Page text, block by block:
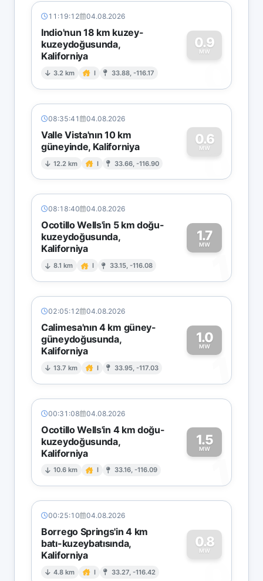
11:19:12 04.08.2026
Indio'nun 18 km kuzey-
kuzeydoğusunda,
Kaliforniya
3.2 km I 33.88, -116.17
0.9
MW
0
08:35:41 04.08.2026
Valle Vista'nın 10 km
güneyinde, Kaliforniya
12.2 km I 33.66, -116.90
0.6
MW
0
08:18:40 04.08.2026
Ocotillo Wells'in 5 km doğu-
kuzeydoğusunda,
Kaliforniya
8.1 km I 33.15, -116.08
1.7
MW
1
02:05:12 04.08.2026
Calimesa'nın 4 km güney-
güneydoğusunda,
Kaliforniya
13.7 km I 33.95, -117.03
1.0
MW
1
00:31:08 04.08.2026
Ocotillo Wells'in 4 km doğu-
kuzeydoğusunda,
Kaliforniya
10.6 km I 33.16, -116.09
1.5
MW
1
00:25:10 04.08.2026
Borrego Springs'in 4 km
batı-kuzeybatısında,
Kaliforniya
4.8 km I 33.27, -116.42
0.8
MW